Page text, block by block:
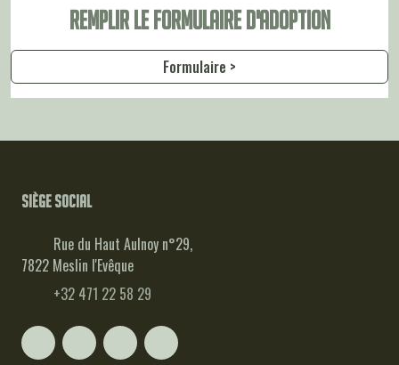
Remplir le formulaire d'adoption
Formulaire >
Siège social
Rue du Haut Aulnoy n°29,
7822 Meslin l'Evêque
+32 471 22 58 29